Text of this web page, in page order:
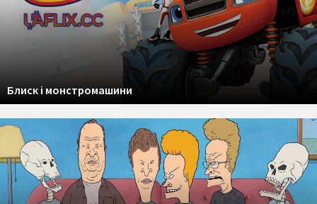
Блиск і монстромашини